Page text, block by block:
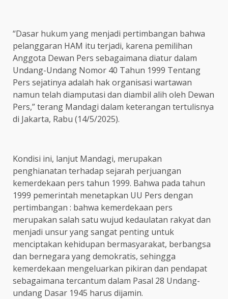
“Dasar hukum yang menjadi pertimbangan bahwa
pelanggaran HAM itu terjadi, karena pemilihan
Anggota Dewan Pers sebagaimana diatur dalam
Undang-Undang Nomor 40 Tahun 1999 Tentang
Pers sejatinya adalah hak organisasi wartawan
namun telah diamputasi dan diambil alih oleh Dewan
Pers,” terang Mandagi dalam keterangan tertulisnya
di Jakarta, Rabu (14/5/2025).
Kondisi ini, lanjut Mandagi, merupakan
penghianatan terhadap sejarah perjuangan
kemerdekaan pers tahun 1999. Bahwa pada tahun
1999 pemerintah menetapkan UU Pers dengan
pertimbangan : bahwa kemerdekaan pers
merupakan salah satu wujud kedaulatan rakyat dan
menjadi unsur yang sangat penting untuk
menciptakan kehidupan bermasyarakat, berbangsa
dan bernegara yang demokratis, sehingga
kemerdekaan mengeluarkan pikiran dan pendapat
sebagaimana tercantum dalam Pasal 28 Undang-
undang Dasar 1945 harus dijamin.